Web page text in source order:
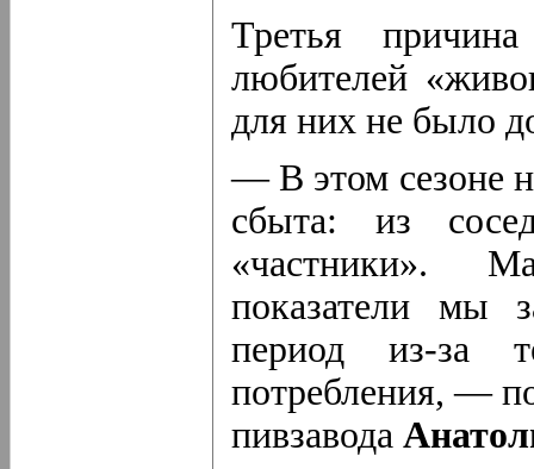
Третья
любителей
для них не было
— В этом сезоне
сбыта: из
«частники».
показатели мы
период из-за
потребления, —
пивзавода